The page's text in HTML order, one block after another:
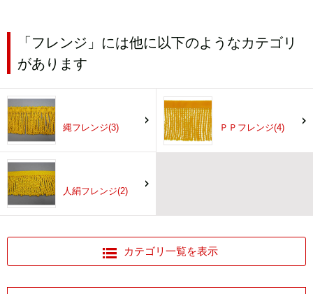
「フレンジ」には他に以下のようなカテゴリ
があります
縄フレンジ(3) ＰＰフレンジ(4)
人絹フレンジ(2)
カテゴリ一覧を表示